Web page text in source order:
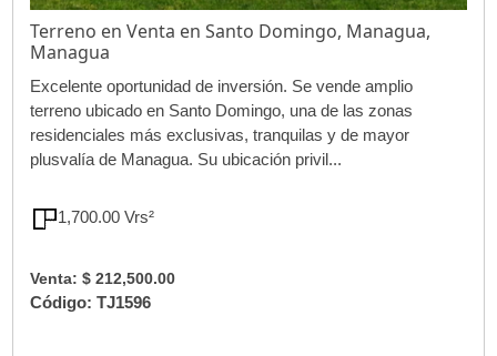
Terreno en Venta en Santo Domingo, Managua,
Managua
Excelente oportunidad de inversión. Se vende amplio
terreno ubicado en Santo Domingo, una de las zonas
residenciales más exclusivas, tranquilas y de mayor
plusvalía de Managua. Su ubicación privil...
1,700.00 Vrs²
Venta: $ 212,500.00
Código: TJ1596